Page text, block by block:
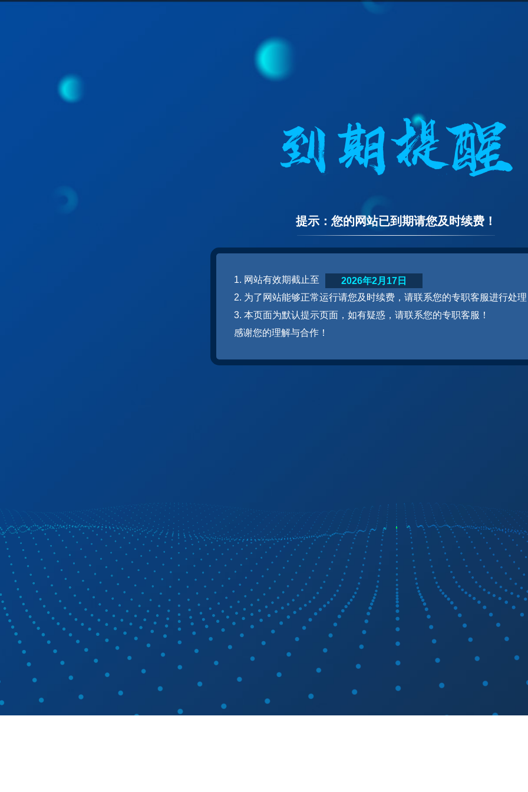
提示：您的网站已到期请您及时续费！
1. 网站有效期截止至
2. 为了网站能够正常运行请您及时续费，请联系您的专职客服进行处
3. 本页面为默认提示页面，如有疑惑，请联系您的专职客服！
感谢您的理解与合作！
2026年2月17日